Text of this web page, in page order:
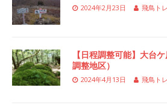
2024年2月23日 飛鳥ト
【日程調整可能】大台
調整地区）
2024年4月13日 飛鳥ト